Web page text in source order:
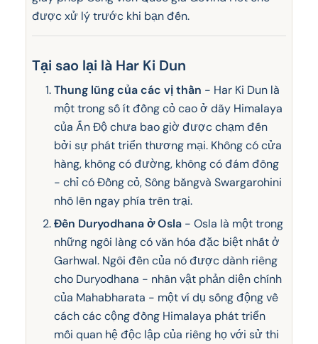
được xử lý trước khi bạn đến.
Tại sao lại là Har Ki Dun
Thung lũng của các vị thần - Har Ki Dun là
một trong số ít đồng cỏ cao ở dãy Himalaya
của Ấn Độ chưa bao giờ được chạm đến
bởi sự phát triển thương mại. Không có cửa
hàng, không có đường, không có đám đông
- chỉ có Đồng cỏ, Sông băngvà Swargarohini
nhô lên ngay phía trên trại.
Đền Duryodhana ở Osla- Osla là một trong
những ngôi làng có văn hóa đặc biệt nhất ở
Garhwal. Ngôi đền của nó được dành riêng
cho Duryodhana - nhân vật phản diện chính
của Mahabharata - một ví dụ sống động về
cách các cộng đồng Himalaya phát triển
mối quan hệ độc lập của riêng họ với sử thi